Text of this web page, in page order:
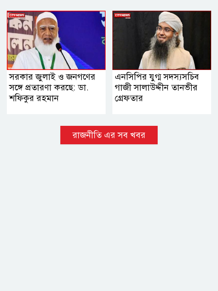
সরকার জুলাই ও জনগণের
সঙ্গে প্রতারণা করছে: ডা.
শফিকুর রহমান
এনসিপির যুগ্ম সদস্যসচিব
গাজী সালাউদ্দীন তানভীর
গ্রেফতার
রাজনীতি এর সব খবর